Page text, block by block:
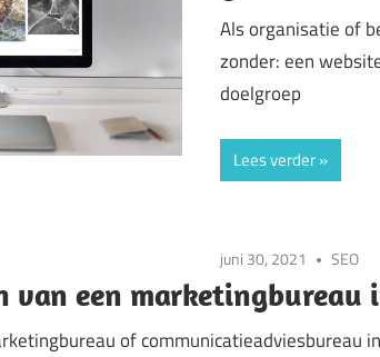
Als organisatie of
zonder: een
doelgroep
Lees verder
juni 30, 2021 SEO
van een marketingbureau
of communicatieadviesbureau